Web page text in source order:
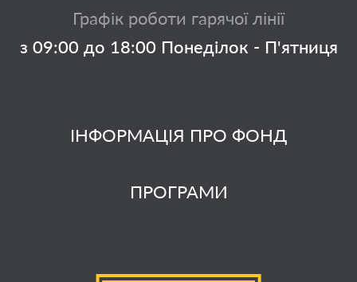
ІНФОРМАЦІЯ ПРО ФОНД
ПРОГРАМИ
Графік роботи гарячої лінії
з 09:00 до 18:00 Понеділок - П'ятниця